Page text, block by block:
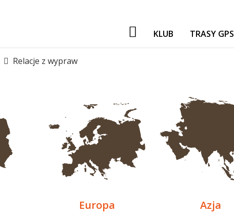
KLUB
FORUM TORF
TRASY GPS
Relacje z wypraw
Europa Azja